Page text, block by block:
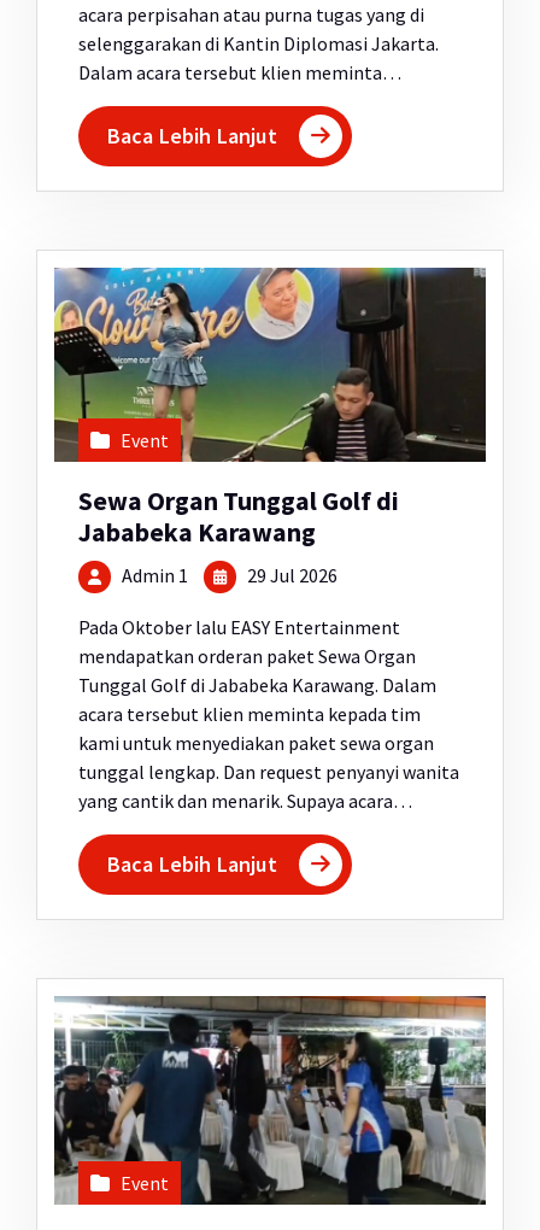
acara perpisahan atau purna tugas yang di
selenggarakan di Kantin Diplomasi Jakarta.
Dalam acara tersebut klien meminta…
Baca Lebih Lanjut
Event
Sewa Organ Tunggal Golf di
Jababeka Karawang
Admin 1 29 Jul 2026
Pada Oktober lalu EASY Entertainment
mendapatkan orderan paket Sewa Organ
Tunggal Golf di Jababeka Karawang. Dalam
acara tersebut klien meminta kepada tim
kami untuk menyediakan paket sewa organ
tunggal lengkap. Dan request penyanyi wanita
yang cantik dan menarik. Supaya acara…
Baca Lebih Lanjut
Event